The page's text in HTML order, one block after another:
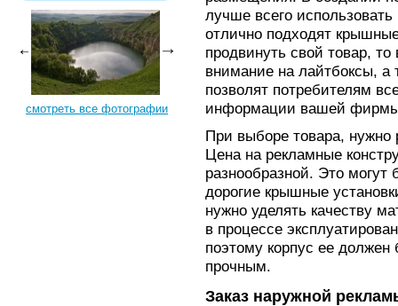
смотреть все фотографии
лучше всего
отлично подходят
продвинуть свой товар,
внимание на лайтбоксы, а
позволят потребителям
информации вашей
При выборе товара, нужно
Цена на рекламные
разнообразной. Это
дорогие крышные
нужно уделять качеству
в процессе
поэтому корпус ее
прочным.
Заказ наружной